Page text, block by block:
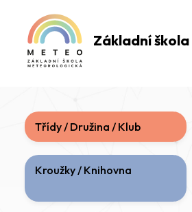
Základní škola
Třídy / Družina / Klub
Kroužky / Knihovna